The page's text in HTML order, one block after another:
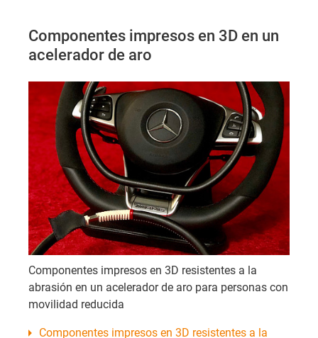
Componentes impresos en 3D en un
acelerador de aro
Componentes impresos en 3D resistentes a la
abrasión en un acelerador de aro para personas con
movilidad reducida
Componentes impresos en 3D resistentes a la